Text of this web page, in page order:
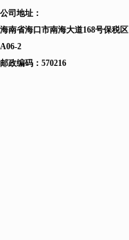
公司地址：
海南省海口市南海大道168号保税区
A06-2
邮政编码：570216